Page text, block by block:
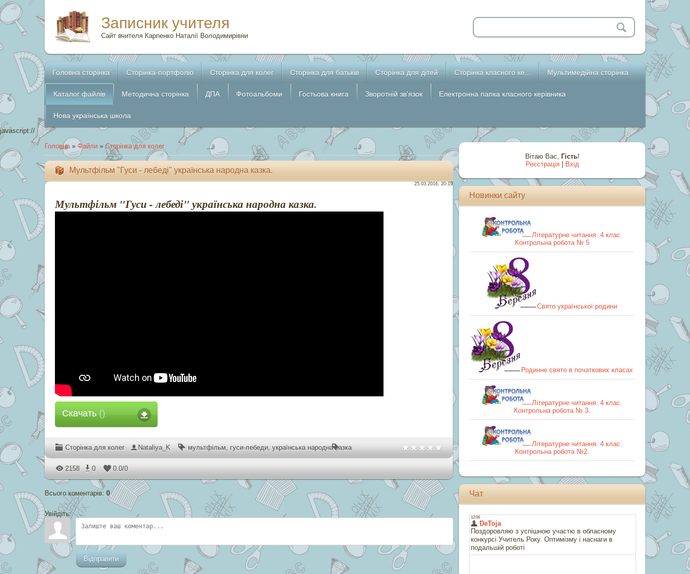
Записник учителя
Сайт вчителя Карпенко Наталії Володимирівни
Головна сторінка Сторінка-портфоліо Сторінка для колег Сторінка для батьків Cторінка для дітей Сторінка класного ке... Мультимедійна сторінка
Каталог файлів Методична сторінка ДПА Фотоальбоми Гостьова книга Зворотній зв'язок Електронна папка класного керівника
Нова українська школа
javascript://
Головна» Файли »Сторінка для колег
Мультфільм "Гуси - лебеді" українська народна казка.
25.03.2016, 20:19
Мультфільм "Гуси - лебеді" українська народна казка.
Скачать ()
Сторінка для колег Nataliya_K мультфільм, гуси-лебеди, українська народна казка
2158 0 0.0/0
Всього коментарів: 0
Увійдіть:
Відправити
Вітаю Вас, Гість!
Реєстрація| Вхід
Новинки сайту
Літературне читання. 4 клас.
Контрольна робота № 5
Свято української родини
Родинне свято в початкових класах
Літературне читання. 4 клас.
Контрольна робота № 3.
Літературне читання. 4 клас.
Контрольна робота №2.
Чат